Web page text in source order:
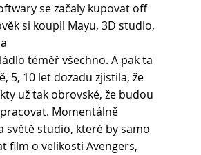
se začaly kupovat off
si koupil Mayu, 3D studio,
téměř všechno. A pak ta
5, 10 let dozadu zjistila, že
už tak obrovské, že budou
Momentálně
světě studio, které by samo
film o velikosti Avengers,